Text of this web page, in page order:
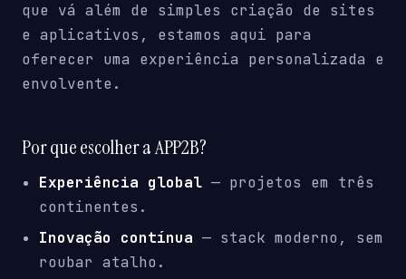
que vá além de simples criação de sites
e aplicativos, estamos aqui para
oferecer uma experiência personalizada e
envolvente.
Por que escolher a APP2B?
Experiência global — projetos em três
continentes.
Inovação contínua — stack moderno, sem
roubar atalho.